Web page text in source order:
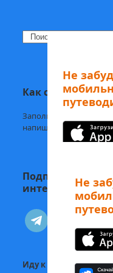
Search
Как с нами
Заполните
напишите нам в
Подписывайтесь
интересно и
telegram vkontakte
Иду к себе: Статьи о
Не
А еще
Не